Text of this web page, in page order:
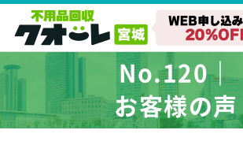
No.120｜
お客様の声